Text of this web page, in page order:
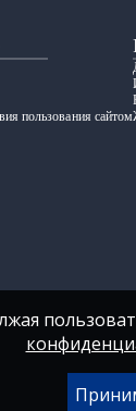
пользования сайтом